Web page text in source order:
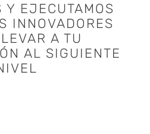
Y EJECUTAMOS
INNOVADORES
A TU
AL SIGUIENTE